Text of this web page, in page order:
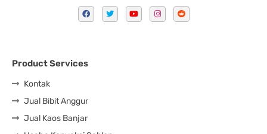
Product Services
Kontak
Jual Bibit Anggur
Jual Kaos Banjar